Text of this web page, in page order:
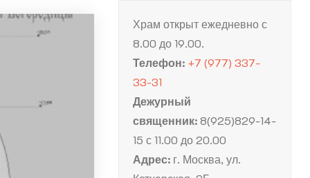
Храм открыт ежедневно с
8.00 до 19.00.
Телефон: +7 (977) 337-
33-31
Дежурный
священник:8(925)829-14-
15 с 11.00 до 20.00
Адрес: г. Москва, ул.